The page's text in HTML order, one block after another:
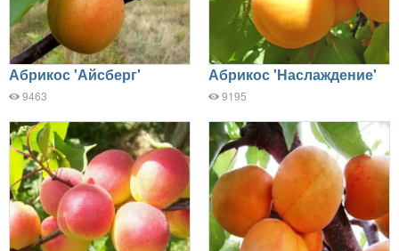
Абрикос 'Айсберг'
9463
Абрикос 'Наслаждение'
9195